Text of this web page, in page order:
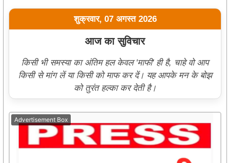
शुक्रवार, 07 अगस्त 2026
आज का सुविचार
किसी भी समस्या का अंतिम हल केवल 'माफी' ही है, चाहे वो आप
किसी से मांग लें या किसी को माफ कर दें। यह आपके मन के बोझ
को तुरंत हल्का कर देती है।
Advertisement Box